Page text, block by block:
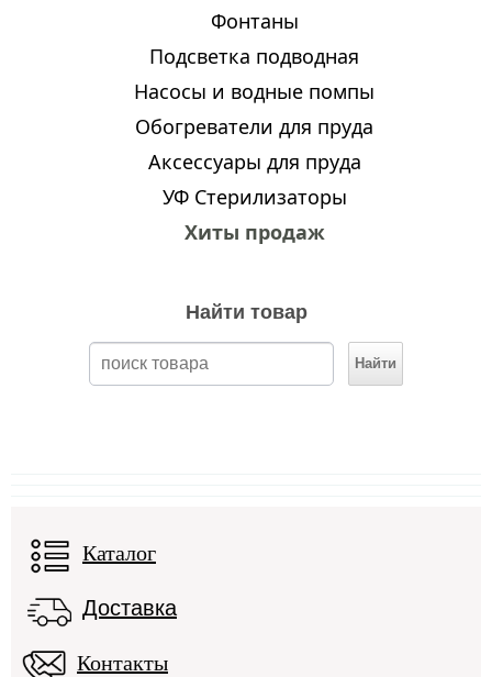
Фонтаны
Подсветка подводная
Насосы и водные помпы
Обогреватели для пруда
Аксессуары для пруда
УФ Стерилизаторы
Хиты продаж
Найти товар
Каталог
Доставка
Контакты